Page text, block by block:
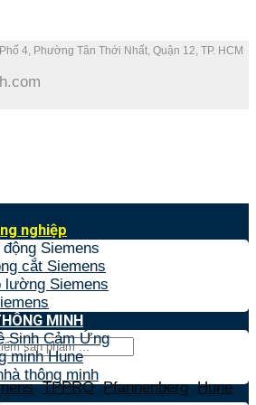
4, Phường Tân Thới Nhất, Quận 12, TP. HCM
,TPPRO,Pfannenberg,Hune,
nghiệp
Siemens
cắt Siemens
lường Siemens
MINH
Sinh Cảm Ứng
minh Hune
thông minh